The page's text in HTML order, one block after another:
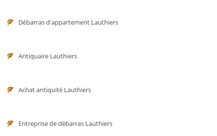
Débarras d'appartement Lauthiers
Antiquaire Lauthiers
Achat antiquité Lauthiers
Entreprise de débarras Lauthiers